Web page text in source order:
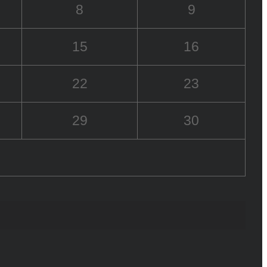
8 9
15 16
22 23
29 30